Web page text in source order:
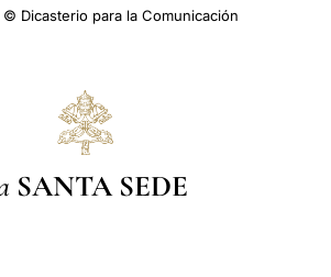
Dicasterio para la Comunicación
SANTA SEDE